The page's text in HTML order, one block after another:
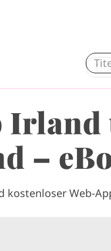
–
kostenloser Web-